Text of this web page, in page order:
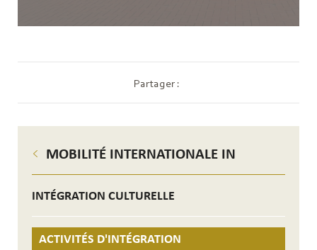
MOBILITÉ INTERNATIONALE IN
INTÉGRATION CULTURELLE
ACTIVITÉS D'INTÉGRATION
Partager :